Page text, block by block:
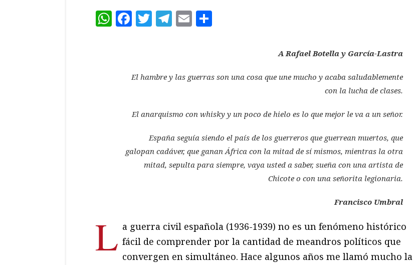
WhatsApp
Facebook
Twitter
Telegram
Email
A Rafael Botella y García-Lastra
El hambre y las guerras son una cosa que une mucho y acaba saludablemente
con la lucha de clases.
El anarquismo con whisky y un poco de hielo es lo que mejor le va a un señor.
España seguía siendo el país de los guerreros que guerrean muertos, que
galopan cadáver, que ganan África con la mitad de sí mismos, mientras la otra
mitad, sepulta para siempre, vaya usted a saber, sueña con una artista de
Chicote o con una señorita legionaria.
Francisco Umbral
L a guerra civil española (1936-1939) no es un fenómeno histórico
fácil de comprender por la cantidad de meandros políticos que
convergen en simultáneo. Hace algunos años me llamó mucho la